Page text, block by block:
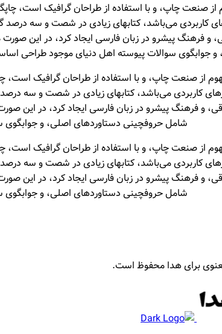
صنعت چاپ، و با استفاده از طراحان گرافیک است،
کاربردی می‌باشد، کتابهای زیادی در شصت و سه
و فرهنگ پیشرو در زبان فارسی ایجاد کرد، در این
سوالات پیوسته اهل دنیای موجود طراحی اساسا
از صنعت چاپ، و با استفاده از طراحان گرافیک است،
کاربردی می‌باشد، کتابهای زیادی در شصت و سه
و فرهنگ پیشرو در زبان فارسی ایجاد کرد، در این
شامل حروفچینی دستاوردهای اصلی، و جوابگوی
از صنعت چاپ، و با استفاده از طراحان گرافیک است،
کاربردی می‌باشد، کتابهای زیادی در شصت و سه
و فرهنگ پیشرو در زبان فارسی ایجاد کرد، در این
شامل حروفچینی دستاوردهای اصلی، و جوابگوی